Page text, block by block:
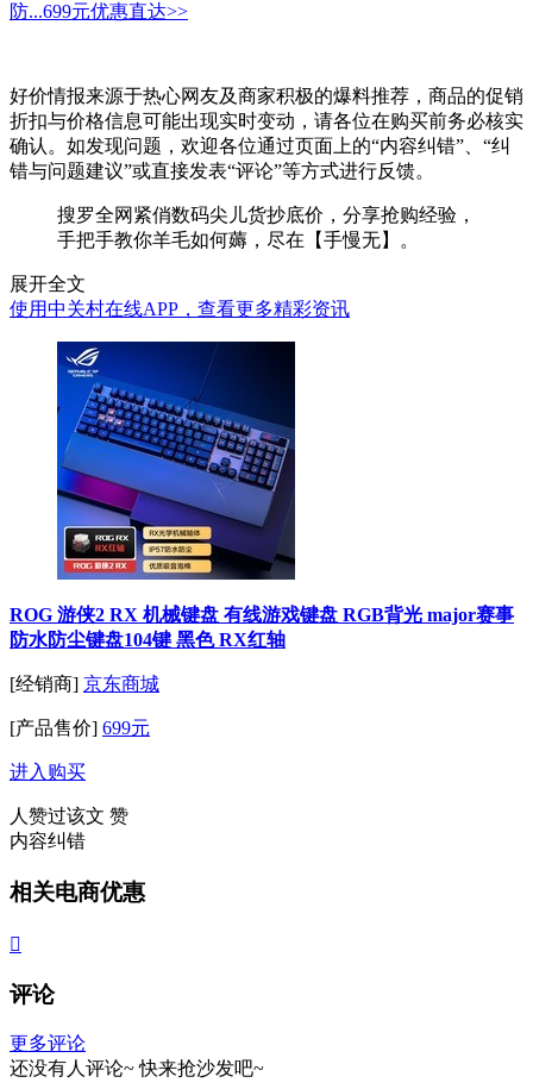
防...699元优惠直达>>
好价情报来源于热心网友及商家积极的爆料推荐，商品的促销
折扣与价格信息可能出现实时变动，请各位在购买前务必核实
确认。如发现问题，欢迎各位通过页面上的“内容纠错”、“纠
错与问题建议”或直接发表“评论”等方式进行反馈。
搜罗全网紧俏数码尖儿货抄底价，分享抢购经验，
手把手教你羊毛如何薅，尽在【手慢无】。
展开全文
使用中关村在线APP，查看更多精彩资讯
ROG 游侠2 RX 机械键盘 有线游戏键盘 RGB背光 major赛事
防水防尘键盘104键 黑色 RX红轴
[经销商] 京东商城
[产品售价] 699元
进入购买
人赞过该文 赞
内容纠错
相关电商优惠

评论
更多评论
还没有人评论~ 快来抢沙发吧~